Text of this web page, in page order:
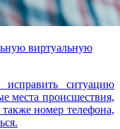
виртуальную
ситуацию
места происшествия,
номер телефона,